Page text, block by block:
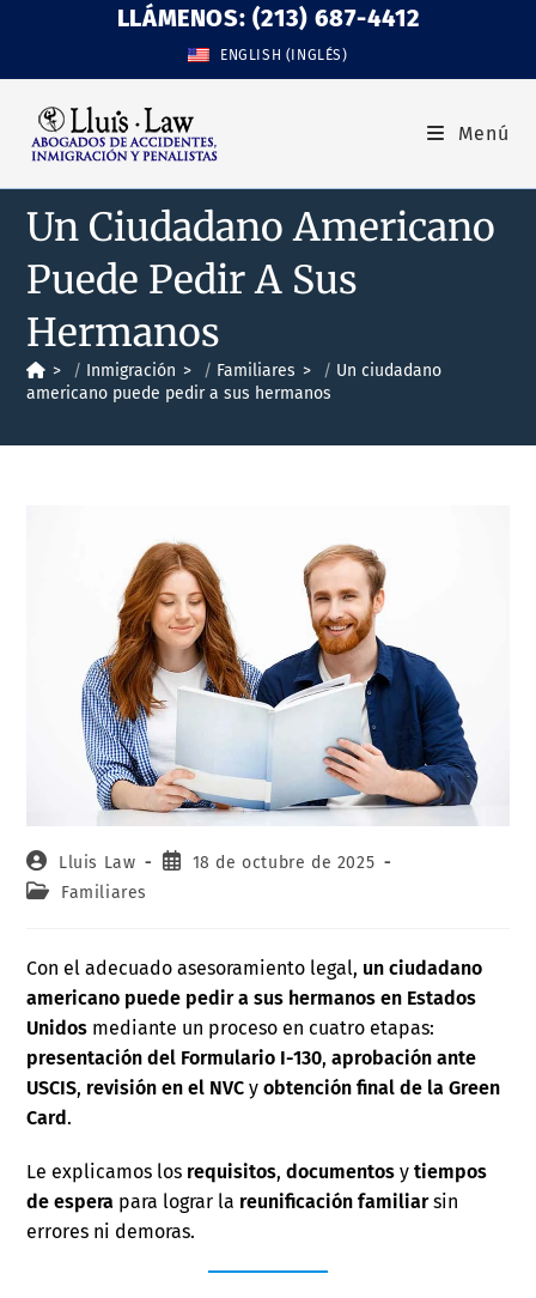
LLÁMENOS: (213) 687-4412
ENGLISH (INGLÉS)
Menú
Un Ciudadano Americano
Puede Pedir A Sus
Hermanos
> Inmigración > Familiares >
Un ciudadano
americano puede pedir a sus hermanos
Lluis Law
18 de octubre de 2025
Familiares
Con el adecuado asesoramiento legal, un ciudadano
americano puede pedir a sus hermanos en Estados
Unidos mediante un proceso en cuatro etapas:
presentación del Formulario I-130,aprobación ante
USCIS, revisión en el NVC yobtención final de la Green
Card.
Le explicamos los requisitos,documentos ytiempos
de espera para lograr la reunificación familiarsin
errores ni demoras.